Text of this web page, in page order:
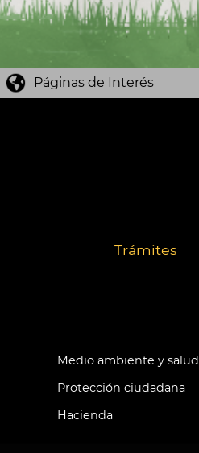
Páginas de Interés
Trámites
Medio ambiente y salud
Protección ciudadana
Hacienda